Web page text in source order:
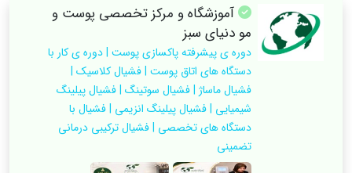
آموزشگاه و مرکز تخصصی پوست و
مو دنیای سبز
دوره ی پیشرفته پاکسازی پوست | دوره ی کار با
دستگاه های اتاق پوست | فشیال کلاسیک |
فشیال ماساژ | فشیال سوتینگ | فشیال پیلینگ
شیمیایی | فشیال پیلینگ انزیمی | فشیال با
دستگاه های تخصصی | فشیال ترکیبی درمانی
تضمینی